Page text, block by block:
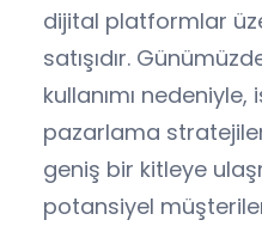
dijital platformlar
satışıdır.
kullanımı
pazarlama
geniş bir kitleye
potansiyel